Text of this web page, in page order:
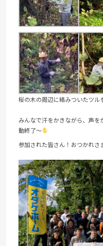
桜の木の周辺に絡みついたツ
みんなで汗をかきながら、声
動終了～
参加された皆さん！おつかれさ